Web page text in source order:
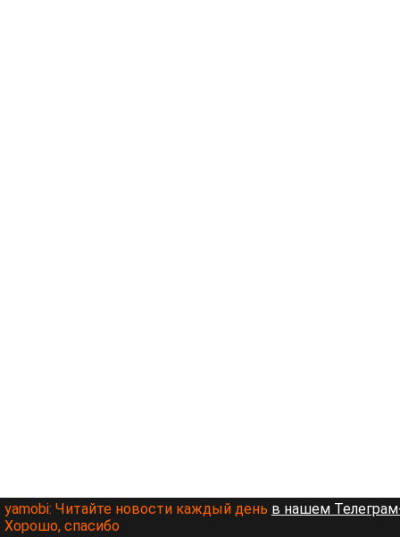
yamobi: Читайте новости каждый день в нашем
Хорошо, спасибо